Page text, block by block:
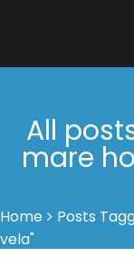
All
mare
Home
Posts
vela"